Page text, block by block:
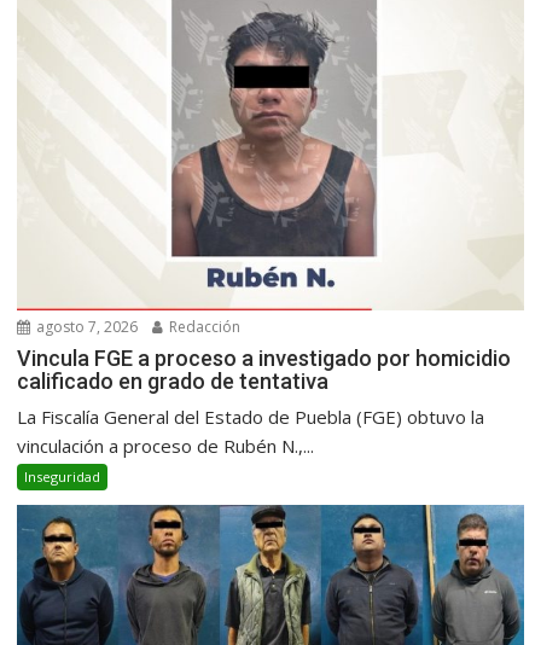
agosto 7, 2026 Redacción
Vincula FGE a proceso a investigado por homicidio
calificado en grado de tentativa
La Fiscalía General del Estado de Puebla (FGE) obtuvo la
vinculación a proceso de Rubén N.,...
Inseguridad